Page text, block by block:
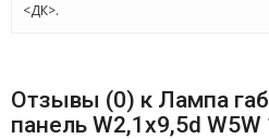
<ДК>.
Отзывы (0) к Лампа
панель W2,1x9,5d